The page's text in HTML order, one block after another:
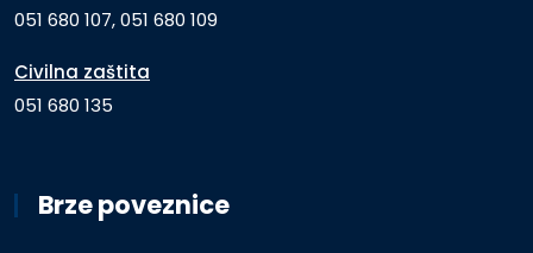
051 680 107, 051 680 109
Civilna zaštita
051 680 135
Brze poveznice